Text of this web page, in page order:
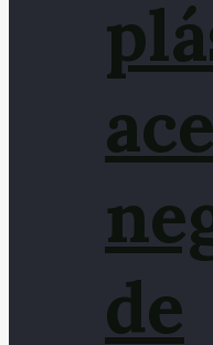
de